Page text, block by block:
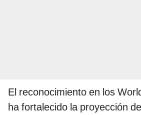
El reconocimiento en los
ha fortalecido la proyección